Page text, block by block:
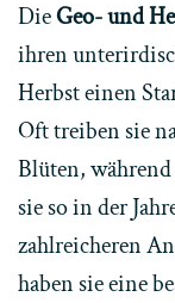
DieGeo- und
ihren
Herbst einen
Oft treiben sie
Blüten, während
sie so in der
zahlreicheren
haben sie eine